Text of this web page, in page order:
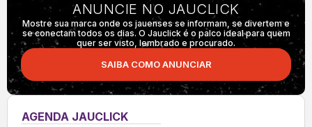
ANUNCIE NO JAUCLICK
Mostre sua marca onde os jauenses se informam, se divertem e
se conectam todos os dias. O Jauclick é o palco ideal para quem
quer ser visto, lembrado e procurado.
SAIBA COMO ANUNCIAR
AGENDA JAUCLICK